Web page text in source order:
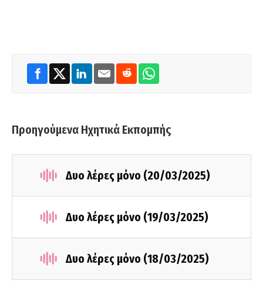
Προηγούμενα Ηχητικά Εκπομπής
Δυο λέρες μόνο (20/03/2025)
Δυο λέρες μόνο (19/03/2025)
Δυο λέρες μόνο (18/03/2025)